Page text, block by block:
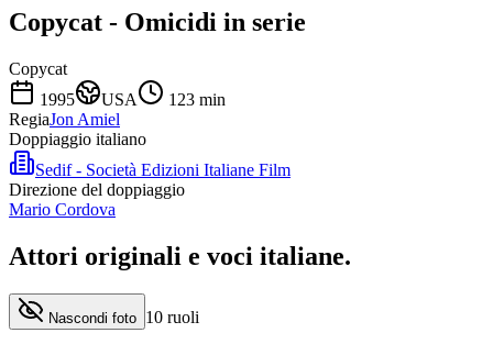
Copycat - Omicidi in serie
Copycat
1995
USA 123 min
RegiaJon Amiel
Doppiaggio italiano
Sedif - Società Edizioni Italiane Film
Direzione del doppiaggio
Mario Cordova
Attori originali e voci italiane.
Nascondi foto 10 ruoli